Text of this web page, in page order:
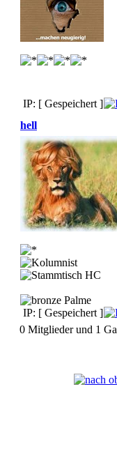
IP: [ Gespeichert ]
hell
IP: [ Gespeichert ]
0 Mitglieder und 1